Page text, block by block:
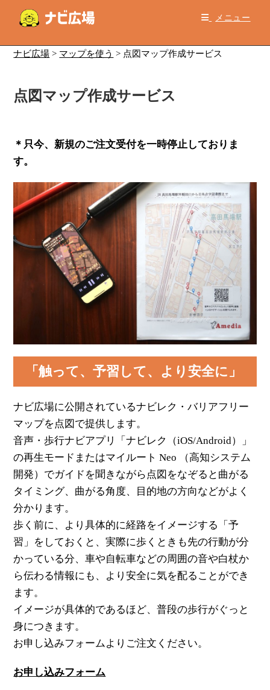
メニュー
ナビ広場 > マップを使う > 点図マップ作成サービス
点図マップ作成サービス
＊只今、新規のご注文受付を一時停止しておりま
す。
「触って、予習して、より安全に」
ナビ広場に公開されているナビレク・バリアフリー
マップを点図で提供します。
音声・歩行ナビアプリ「ナビレク（iOS/Android）」
の再生モードまたはマイルート Neo （高知システム
開発）でガイドを聞きながら点図をなぞると曲がる
タイミング、曲がる角度、目的地の方向などがよく
分かります。
歩く前に、より具体的に経路をイメージする「予
習」をしておくと、実際に歩くときも先の行動が分
かっている分、車や自転車などの周囲の音や白杖か
ら伝わる情報にも、より安全に気を配ることができ
ます。
イメージが具体的であるほど、普段の歩行がぐっと
身につきます。
お申し込みフォームよりご注文ください。
お申し込みフォーム